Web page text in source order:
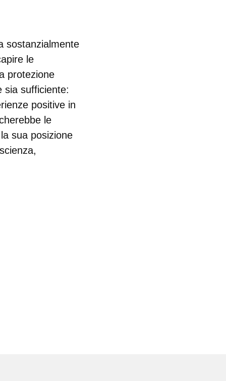
sostanzialmente
le
protezione
sia sufficiente:
positive in
le
sua posizione